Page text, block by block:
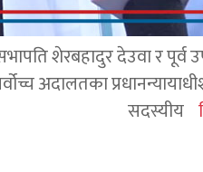
शेरबहादुर देउवा र
अदालतका
सदस्यीय